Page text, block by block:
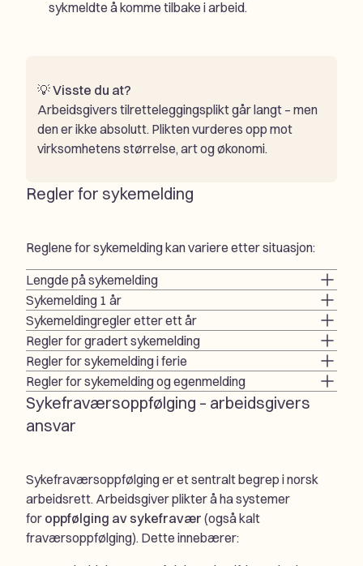
sykmeldte å komme tilbake i arbeid.
💡Visste du at?
Arbeidsgivers tilretteleggingsplikt går langt – men
den er ikke absolutt. Plikten vurderes opp mot
virksomhetens størrelse, art og økonomi.
Regler for sykemelding
Reglene for sykemelding kan variere etter situasjon:
Lengde på sykemelding
Sykemelding 1 år
Sykemeldingregler etter ett år
Regler for gradert sykemelding
Regler for sykemelding i ferie
Regler for sykemelding og egenmelding
Sykefraværsoppfølging – arbeidsgivers
ansvar
Sykefraværsoppfølging er et sentralt begrep i norsk
arbeidsrett. Arbeidsgiver plikter å ha systemer
for oppfølging av sykefravær (også kalt
fraværsoppfølging). Dette innebærer: